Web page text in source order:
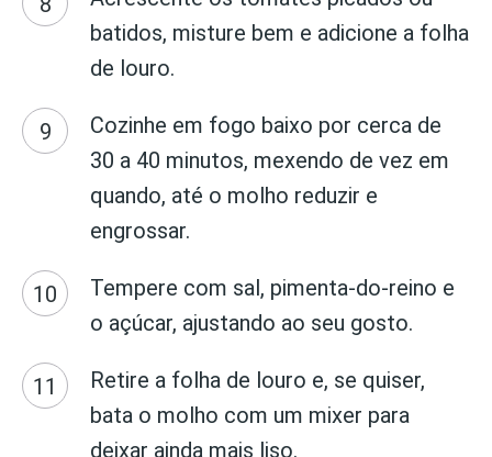
batidos, misture bem e adicione a folha
de louro.
Cozinhe em fogo baixo por cerca de
30 a 40 minutos, mexendo de vez em
quando, até o molho reduzir e
engrossar.
Tempere com sal, pimenta-do-reino e
o açúcar, ajustando ao seu gosto.
Retire a folha de louro e, se quiser,
bata o molho com um mixer para
deixar ainda mais liso.